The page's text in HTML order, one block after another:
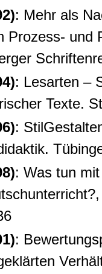
: Mehr als
Prozess- und
: Lesarten –
Texte.
:
: Was tun
: